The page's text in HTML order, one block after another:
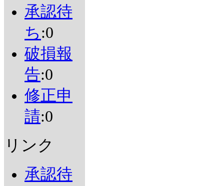
承認待
ち :0
破損報
告:0
修正申
請:0
リンク
承認待